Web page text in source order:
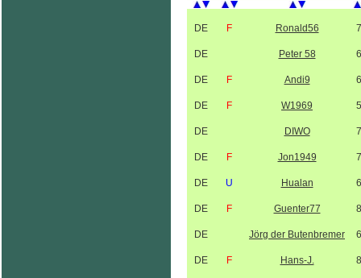
DE F Ronald56
DE Peter 58
DE F Andi9
DE F W1969
DE DIWO
DE F Jon1949
DE U Hualan
DE F Guenter77
DE Jörg der Butenbremer
DE F Hans-J.